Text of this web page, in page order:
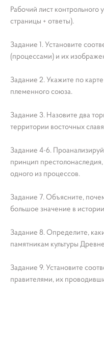
Рабочий лист контрольного
страницы + ответы).
Задание 1. Установите
(процессами) и их
Задание 2. Укажите по
племенного союза.
Задание 3. Назовите два
территории восточных
Задание 4-6.
принцип
одного из процессов.
Задание 7. Объясните,
большое значение в
Задание 8. Определите,
памятникам культуры
Задание 9. Установите
правителями, их